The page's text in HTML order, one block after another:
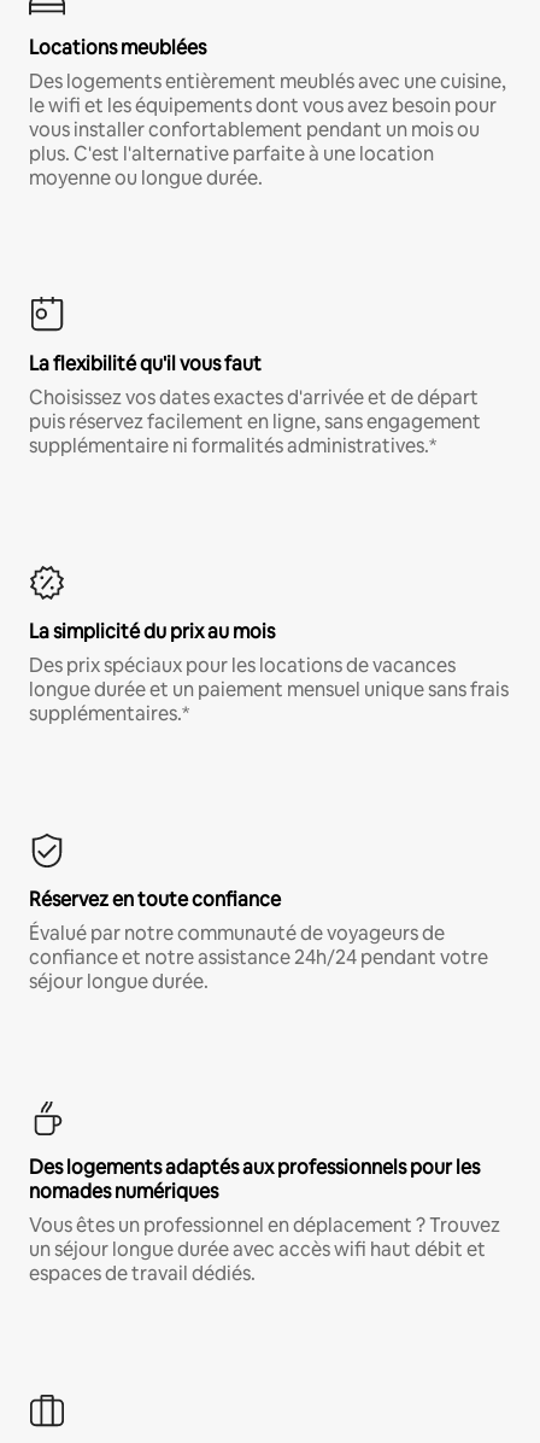
Locations meublées
Des logements entièrement meublés avec une cuisine,
le wifi et les équipements dont vous avez besoin pour
vous installer confortablement pendant un mois ou
plus. C'est l'alternative parfaite à une location
moyenne ou longue durée.
La flexibilité qu'il vous faut
Choisissez vos dates exactes d'arrivée et de départ
puis réservez facilement en ligne, sans engagement
supplémentaire ni formalités administratives.*
La simplicité du prix au mois
Des prix spéciaux pour les locations de vacances
longue durée et un paiement mensuel unique sans frais
supplémentaires.*
Réservez en toute confiance
Évalué par notre communauté de voyageurs de
confiance et notre assistance 24h/24 pendant votre
séjour longue durée.
Des logements adaptés aux professionnels pour les
nomades numériques
Vous êtes un professionnel en déplacement ? Trouvez
un séjour longue durée avec accès wifi haut débit et
espaces de travail dédiés.